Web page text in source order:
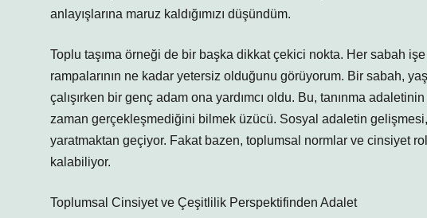
anlayışlarına maruz kaldığımızı düşündüm.
Toplu taşıma örneği de bir başka dikkat çekici nokta. Her sabah
rampalarının ne kadar yetersiz olduğunu görüyorum. Bir sabah,
çalışırken bir genç adam ona yardımcı oldu. Bu, tanınma
zaman gerçekleşmediğini bilmek üzücü. Sosyal adaletin
yaratmaktan geçiyor. Fakat bazen, toplumsal normlar ve cinsiyet
kalabiliyor.
Toplumsal Cinsiyet ve Çeşitlilik Perspektifinden Adalet